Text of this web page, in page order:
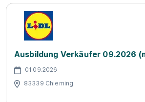
Ausbildung Verkäufer 09.2026
01.09.2026
83339 Chieming